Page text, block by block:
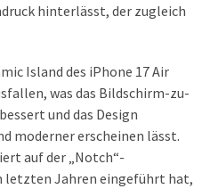
hinterlässt, der zugleich
Island des iPhone 17 Air
was das Bildschirm-zu-
und das Design
moderner erscheinen lässt.
auf der „Notch“-
letzten Jahren eingeführt hat,